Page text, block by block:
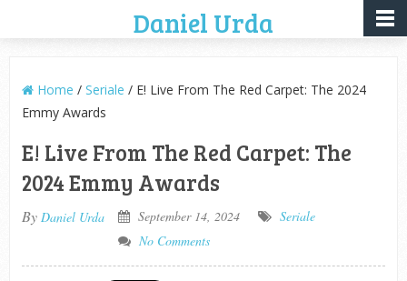
Daniel Urda
Home / Seriale / E! Live From The Red Carpet: The 2024
Emmy Awards
E! Live From The Red Carpet: The
2024 Emmy Awards
By Daniel Urda September 14, 2024
Seriale
No Comments